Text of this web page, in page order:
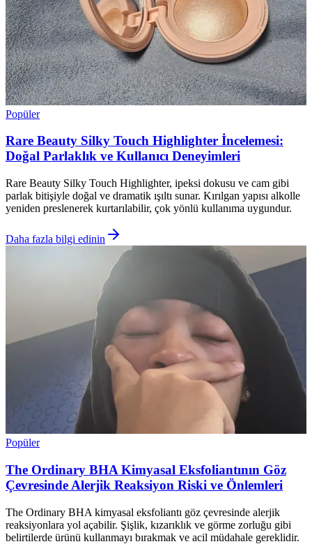
Popüler
Rare Beauty Silky Touch Highlighter İncelemesi:
Doğal Parlaklık ve Kullanıcı Deneyimleri
Rare Beauty Silky Touch Highlighter, ipeksi dokusu ve cam gibi
parlak bitişiyle doğal ve dramatik ışıltı sunar. Kırılgan yapısı alkolle
yeniden preslenerek kurtarılabilir, çok yönlü kullanıma uygundur.
Daha fazla bilgi edinin
Popüler
The Ordinary BHA Kimyasal Eksfoliantının Göz
Çevresinde Alerjik Reaksiyon Riski ve Önlemleri
The Ordinary BHA kimyasal eksfoliantı göz çevresinde alerjik
reaksiyonlara yol açabilir. Şişlik, kızarıklık ve görme zorluğu gibi
belirtilerde ürünü kullanmayı bırakmak ve acil müdahale gereklidir.